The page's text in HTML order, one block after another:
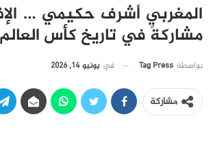
المغربي أشرف حكيمي …
مشاركةً في تاريخ كأس العالم
بواسطة Tag Press في يونيو 14, 2026
مشاركة